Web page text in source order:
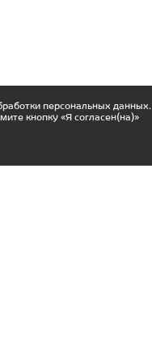
персональных данных.
кнопку «Я согласен(на)»